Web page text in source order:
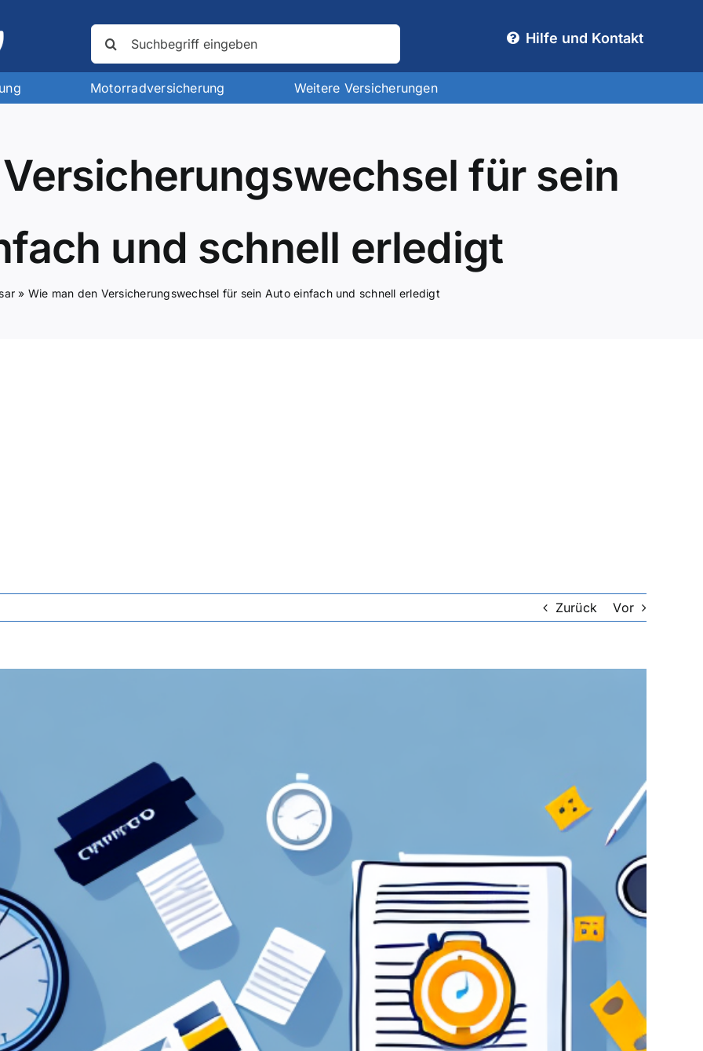
nach:
Hilfe und Kontakt
Motorradversicherung Weitere Versicherungen
für sein
und schnell erledigt
» Wie man den Versicherungswechsel für sein Auto einfach und schnell erledigt
Zurück Vor